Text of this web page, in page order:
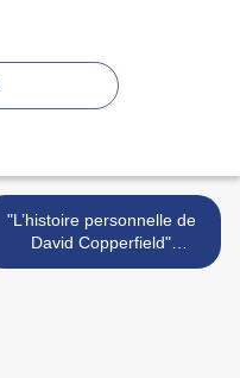
"L’histoire personnelle de
David Copperfield"
d'Armando Iannucci : La